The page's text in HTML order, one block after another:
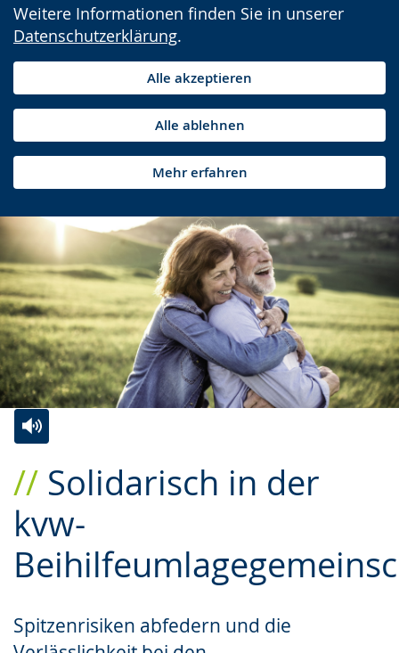
Weitere Informationen finden Sie in unserer
Datenschutzerklärung.
Alle akzeptieren
Alle ablehnen
Mehr erfahren
Solidarisch in der
kvw-
Spitzenrisiken abfedern und die
Leichten
Sprache
wechseln.
Audio-
Unterstützung.
Video
in
Deutscher
Gebärdensprache